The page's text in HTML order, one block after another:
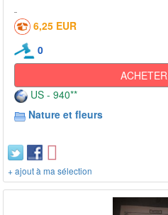
6,25 EUR
0
ACHETER
US - 940**
Nature et fleurs
+ ajout à ma sélection